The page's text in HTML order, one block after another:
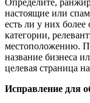
Определите,
настоящие или
есть ли у них
категории,
местоположению.
название бизнеса
целевая страница
Исправление для